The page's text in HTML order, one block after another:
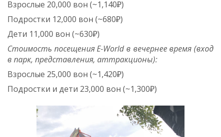
Взрослые 20,000 вон (~1,140₽)
Подростки 12,000 вон (~680₽)
Дети 11,000 вон (~630₽)
Стоимость посещения E-World в вечернее время (вход
в парк, представления, аттракционы):
Взрослые 25,000 вон (~1,420₽)
Подростки и дети 23,000 вон (~1,300₽)